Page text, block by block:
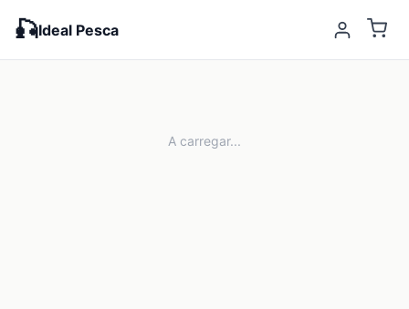
🎣Ideal Pesca
A carregar...